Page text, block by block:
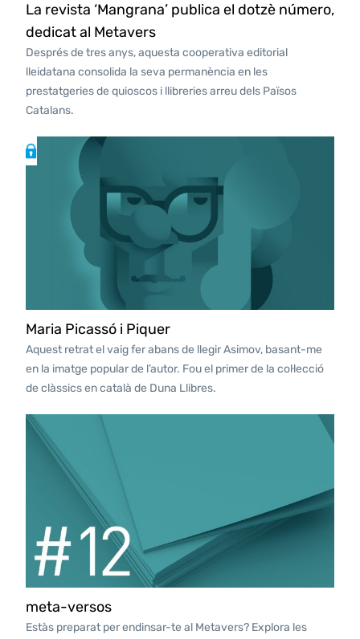
La revista ‘Mangrana’ publica el dotzè número,
dedicat al Metavers
Després de tres anys, aquesta cooperativa editorial
lleidatana consolida la seva permanència en les
prestatgeries de quioscos i llibreries arreu dels Països
Catalans.
Maria Picassó i Piquer
Aquest retrat el vaig fer abans de llegir Asimov, basant-me
en la imatge popular de l’autor. Fou el primer de la col·lecció
de clàssics en català de Duna Llibres.
meta-versos
Estàs preparat per endinsar-te al Metavers? Explora les